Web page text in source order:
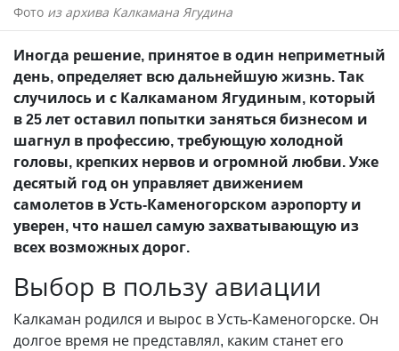
Фото из архива Калкамана Ягудина
Иногда решение, принятое в один неприметный
день, определяет всю дальнейшую жизнь. Так
случилось и с Калкаманом Ягудиным, который
в 25 лет оставил попытки заняться бизнесом и
шагнул в профессию, требующую холодной
головы, крепких нервов и огромной любви. Уже
десятый год он управляет движением
самолетов в Усть-Каменогорском аэропорту и
уверен, что нашел самую захватывающую из
всех возможных дорог.
Выбор в пользу авиации
Калкаман родился и вырос в Усть-Каменогорске. Он
долгое время не представлял, каким станет его